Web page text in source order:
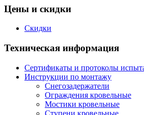
Цены и скидки
Скидки
Техническая информация
Сертификаты и протоколы
Инструкции по монтажу
Снегозадержатели
Ограждения кровельные
Мостики кровельные
Ступени кровельные